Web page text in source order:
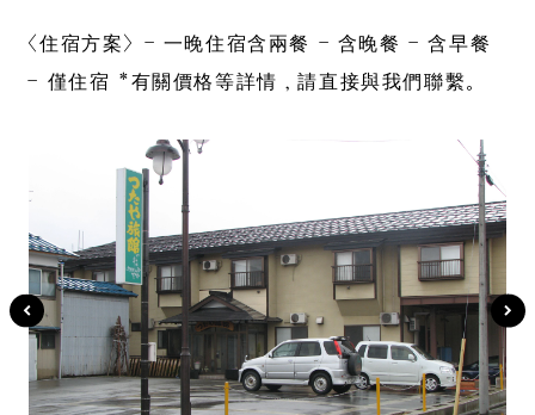
<住宿方案> - 一晚住宿含兩餐 - 含晚餐 - 含早餐
- 僅住宿 *有關價格等詳情，請直接與我們聯繫。